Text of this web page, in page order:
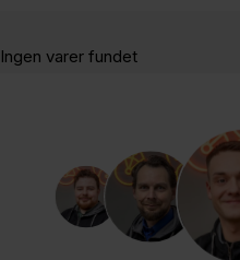
Ingen varer fundet